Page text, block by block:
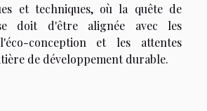
et techniques, où la quête de
doit d'être alignée avec les
conception et les attentes
de développement durable.